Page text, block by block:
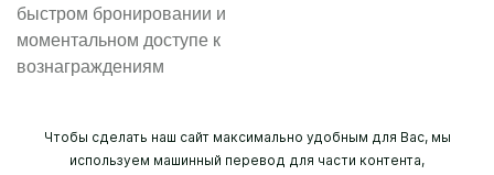
быстром бронировании и
моментальном доступе к
вознаграждениям
Чтобы сделать наш сайт максимально удобным для Вас, мы
используем машинный перевод для части контента,